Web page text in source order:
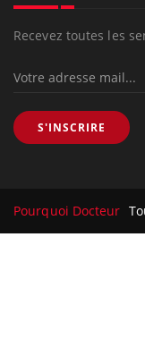
Recevez toutes les
S'INSCRIRE
Pourquoi Docteur